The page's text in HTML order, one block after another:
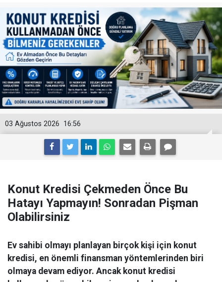
16:56
03 Ağustos 2026
Konut Kredisi Çekmeden Önce Bu
Hatayı Yapmayın! Sonradan Pişman
Olabilirsiniz
Ev sahibi olmayı planlayan birçok kişi için konut
kredisi, en önemli finansman yöntemlerinden biri
olmaya devam ediyor. Ancak konut kredisi